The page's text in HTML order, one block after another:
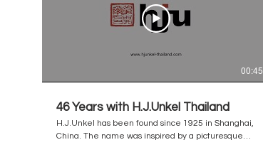
00:45
46 Years with H.J.Unkel Thailand
H.J.Unkel has been found since 1925 in Shanghai,
China. The name was inspired by a picturesque